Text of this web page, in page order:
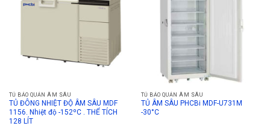
TỦ BẢO QUẢN ÂM SÂU
TỦ ĐÔNG NHIỆT ĐỘ ÂM SÂU MDF
1156. Nhiệt độ -152ºC . THỂ TÍCH
128 LÍT
TỦ BẢO QUẢN ÂM SÂU
TỦ ÂM SÂU PHCBi MDF-U731M
-30°C